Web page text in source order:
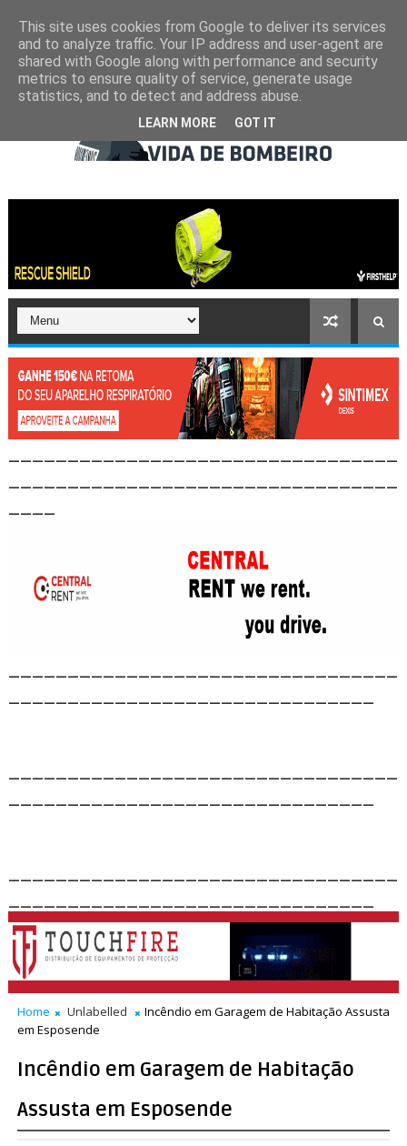
Home Unlabelled
Incêndio em Garagem de Habitação Assusta
em Esposende
Incêndio em Garagem de Habitação
Assusta em Esposende
This site uses cookies from Google to deliver its services
and to analyze traffic. Your IP address and user-agent are
shared with Google along with performance and security
metrics to ensure quality of service, generate usage
statistics, and to detect and address abuse.
LEARN MORE GOT IT